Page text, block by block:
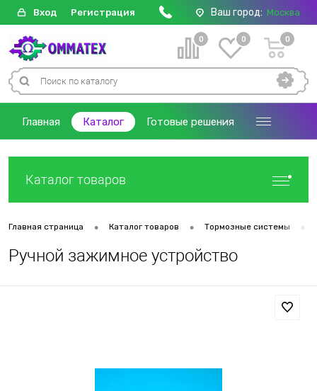
Вход Регистрация Ваш город: Москва
0 0 0
Главная Каталог Готовые решения
Каталог товаров
Главная страница • Каталог товаров • Тормозные системы •
Ручной зажимное устройство